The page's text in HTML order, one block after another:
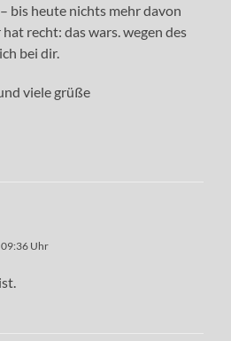
bis heute nichts mehr davon
recht: das wars. wegen des
bei dir.
viele grüße
09:36 Uhr